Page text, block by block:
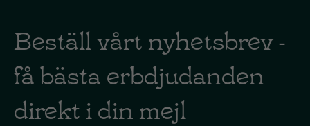
Beställ vårt nyhetsbrev -
få bästa erbdjudanden
direkt i din mejl